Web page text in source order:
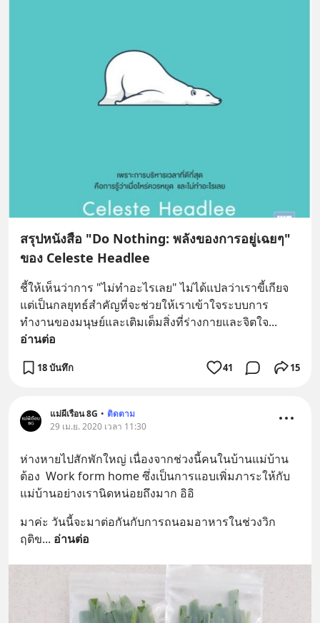
สรุปหนังสือ "Do Nothing: พลังของการอยู่เฉยๆ"
ของ Celeste Headlee
ชี้ให้เห็นว่าการ "ไม่ทำอะไรเลย" ไม่ได้แปลว่าเราขี้เกียจ
แต่เป็นกลยุทธ์สำคัญที่จะช่วยให้เราเข้าใจระบบการ
ทำงานของมนุษย์และเติมเต็มสิ่งที่ร่างกายและจิตใจ
อ่านต่อ
18 บันทึก 41 15
แม่ผีเรือน 8G • ติดตาม
29 เม.ย. 2020 เวลา 11:30
ห่างหายไปสักพักใหญ่ เนื่องจากช่วงนี้คนในบ้านแม่บ้าน
ต้อง  Work form home ซึ่งเป็นการแอบเพิ่มภาระให้กับ
แม่บ้านอย่างเรานิดหน่อยถึงมาก อิอิ
มาค่ะ วันนี้จะมาต่อกันกับการถนอมอาหารในช่วงวิก
ฤติข... อ่านต่อ